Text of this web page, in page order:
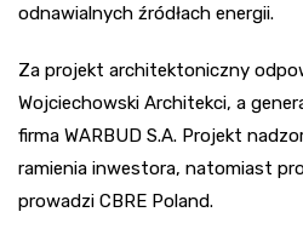
odnawialnych źródłach energii.
Za projekt architektoniczny
Wojciechowski Architekci, a
firma WARBUD S.A. Projekt
ramienia inwestora, natomiast
prowadzi CBRE Poland.